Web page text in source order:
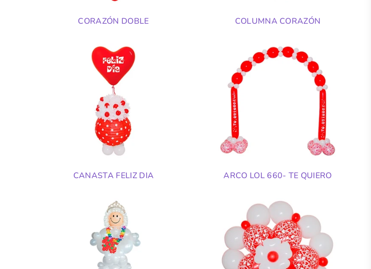
CORAZÓN DOBLE COLUMNA CORAZÓN
CANASTA FELIZ DIA ARCO LOL 660- TE QUIERO